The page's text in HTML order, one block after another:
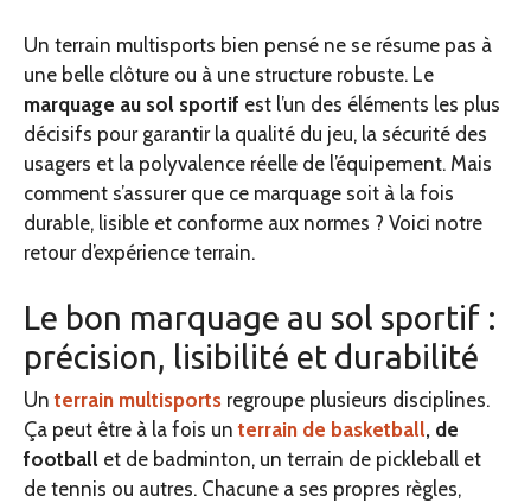
Un terrain multisports bien pensé ne se résume pas à
une belle clôture ou à une structure robuste. Le
marquage au sol sportif est l’un des éléments les plus
décisifs pour garantir la qualité du jeu, la sécurité des
usagers et la polyvalence réelle de l’équipement. Mais
comment s’assurer que ce marquage soit à la fois
durable, lisible et conforme aux normes ? Voici notre
retour d’expérience terrain.
Le bon marquage au sol sportif :
précision, lisibilité et durabilité
Unterrain multisports regroupe plusieurs disciplines.
Ça peut être à la fois un terrain de basketball, de
football et de badminton, un terrain de pickleball et
de tennis ou autres. Chacune a ses propres règles,